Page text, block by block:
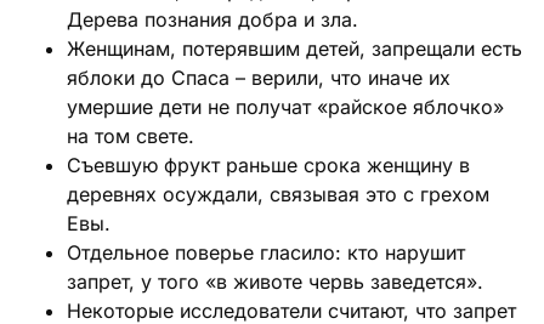
Дерева познания добра и зла.
Женщинам, потерявшим детей, запрещали есть
яблоки до Спаса – верили, что иначе их
умершие дети не получат «райское яблочко»
на том свете.
Съевшую фрукт раньше срока женщину в
деревнях осуждали, связывая это с грехом
Евы.
Отдельное поверье гласило: кто нарушит
запрет, у того «в животе червь заведется».
Некоторые исследователи считают, что запрет